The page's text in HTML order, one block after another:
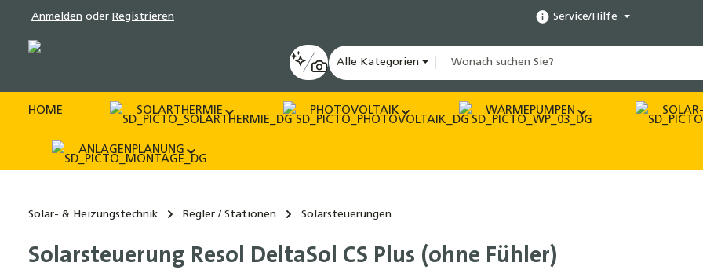
Zur Hauptnavigation springen
Anmelden oder Registrieren Service/Hilfe
Alle Kategorien
HOME SOLARTHERMIE PHOTOVOLTAIK WÄRMEPUMPEN
ANLAGENPLANUNG
Solar- & Heizungstechnik Regler / Stationen Solarsteuerungen
Solarsteuerung Resol DeltaSol CS Plus (ohne Fühler)